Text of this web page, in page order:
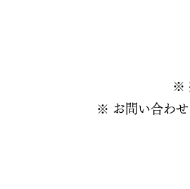
※
※ お問い合わせ